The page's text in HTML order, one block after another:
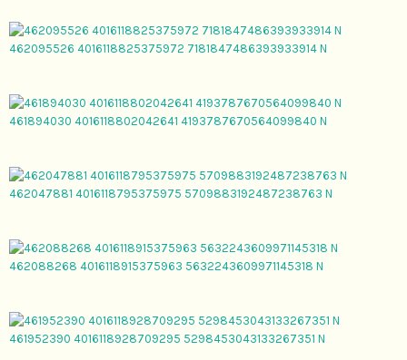
462095526 4016118825375972 7181847486393933914 N
461894030 4016118802042641 4193787670564099840 N
462047881 4016118795375975 5709883192487238763 N
462088268 4016118915375963 5632243609971145318 N
461952390 4016118928709295 5298453043133267351 N